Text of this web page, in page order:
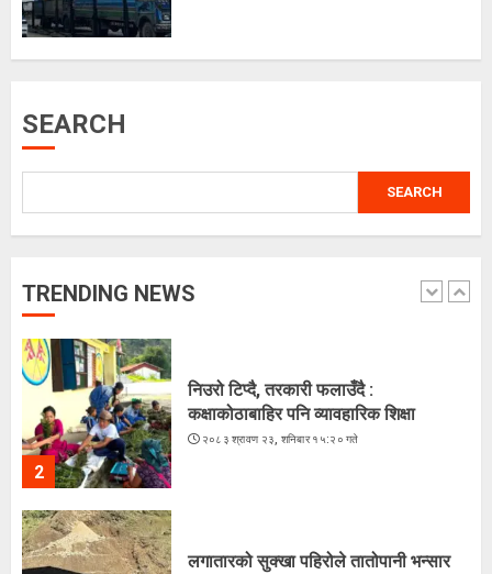
SEARCH
SEARCH
TRENDING NEWS
5
1
चराहरूको संसारमा छिर्दै गरेको समुद्र
2
निउरो टिप्दै, तरकारी फलाउँदै :
कक्षाकोठाबाहिर पनि व्यावहारिक शिक्षा
२०८३ श्रावण २३, शनिबार १५:२० गते
लगातारको सुक्खा पहिरोले तातोपानी भन्सार